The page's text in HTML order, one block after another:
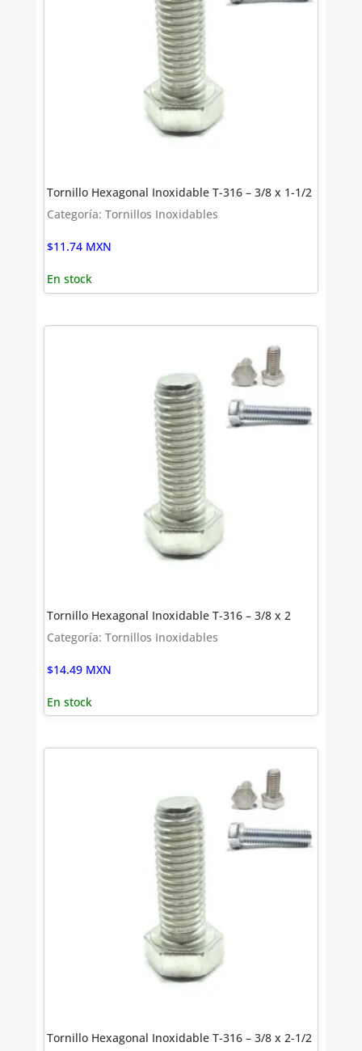
Tornillo Hexagonal Inoxidable T-316 – 3/8 x 1-1/2
Categoría: Tornillos Inoxidables
$11.74 MXN
En stock
Tornillo Hexagonal Inoxidable T-316 – 3/8 x 2
Categoría: Tornillos Inoxidables
$14.49 MXN
En stock
Tornillo Hexagonal Inoxidable T-316 – 3/8 x 2-1/2